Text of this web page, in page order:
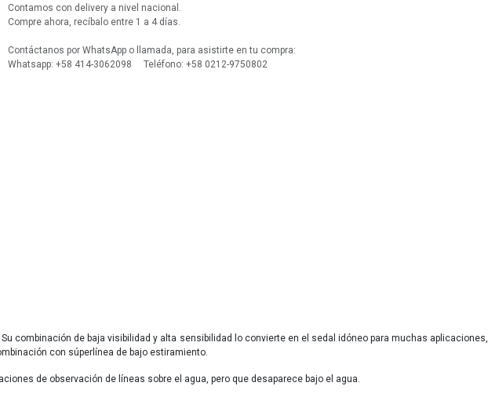
Contamos con delivery a nivel nacional.
Compre ahora, recíbalo entre 1 a 4 días.
Contáctanos por WhatsApp o llamada, para asistirte en tu compra:
Whatsapp: +58 414-3062098 Teléfono: +58 0212-9750802
combinación de baja visibilidad y alta sensibilidad lo convierte en el sedal idóneo para muchas aplicaciones,
con súperlínea de bajo estiramiento.
de observación de líneas sobre el agua, pero que desaparece bajo el agua.